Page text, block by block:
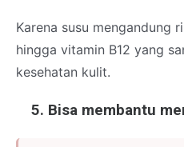
Karena susu mengandung
hingga vitamin B12 yang
kesehatan kulit.
Bisa membantu